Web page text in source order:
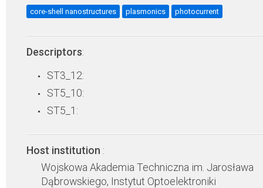
core-shell nanostructures plasmonics photocurrent
Descriptors:
ST3_12:
ST5_10:
ST5_1:
Host institution :
Wojskowa Akademia Techniczna im. Jarosława
Dąbrowskiego, Instytut Optoelektroniki